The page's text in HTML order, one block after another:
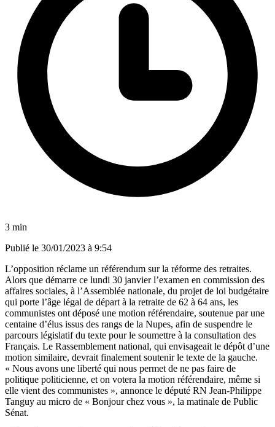
3 min
Publié le 30/01/2023 à 9:54
L’opposition réclame un référendum sur la réforme des retraites.
Alors que démarre ce lundi 30 janvier l’examen en commission des
affaires sociales, à l’Assemblée nationale, du projet de loi budgétaire
qui porte l’âge légal de départ à la retraite de 62 à 64 ans, les
communistes ont déposé une motion référendaire, soutenue par une
centaine d’élus issus des rangs de la Nupes, afin de suspendre le
parcours législatif du texte pour le soumettre à la consultation des
Français. Le Rassemblement national, qui envisageait le dépôt d’une
motion similaire, devrait finalement soutenir le texte de la gauche.
« Nous avons une liberté qui nous permet de ne pas faire de
politique politicienne, et on votera la motion référendaire, même si
elle vient des communistes », annonce le député RN Jean-Philippe
Tanguy au micro de « Bonjour chez vous », la matinale de Public
Sénat.